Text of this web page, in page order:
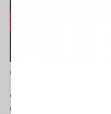
FRONTERA E INMIGRACIÓN
Cruz Roja abastece a
con alimento y